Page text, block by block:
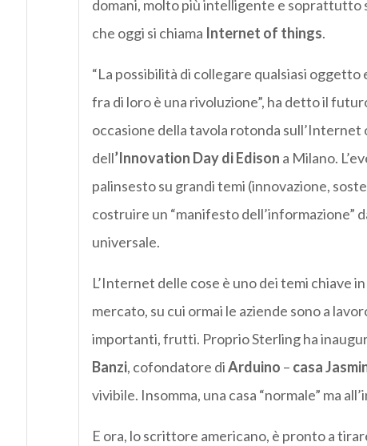
domani, molto più intelligente e soprattutto
che oggi si chiama Internet of things.
“La possibilità di collegare qualsiasi
fra di loro è una rivoluzione”, ha detto il
occasione della tavola rotonda
dell’Innovation Day di Edison a Milano.
palinsesto su grandi temi (innovazione,
costruire un “manifesto dell’informazione”
universale.
L’Internet delle cose è uno dei temi chiave
mercato, su cui ormai le aziende sono a
importanti, frutti. Proprio Sterling ha
Banzi, cofondatore diArduino – casa
vivibile. Insomma, una casa “normale” ma
E ora, lo scrittore americano, è pronto a